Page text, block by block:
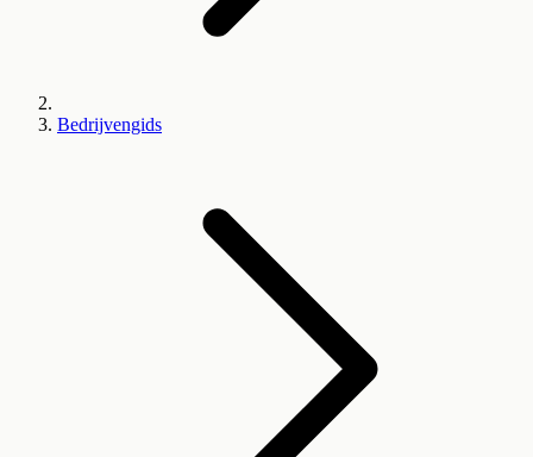
Bedrijvengids